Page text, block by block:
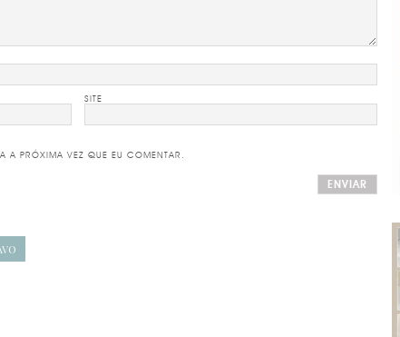
SITE
A PRÓXIMA VEZ QUE EU COMENTAR.